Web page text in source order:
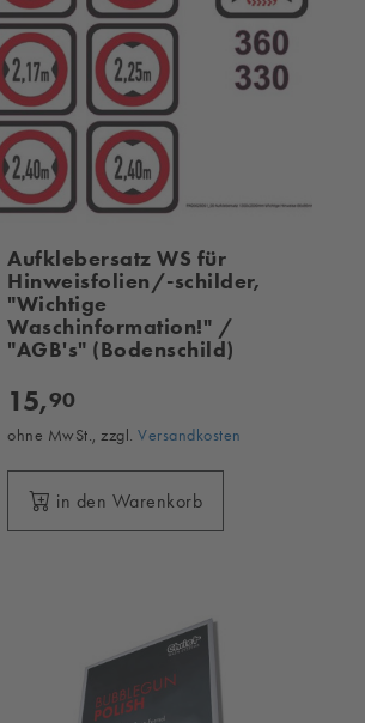
Aufklebersatz WS für
Hinweisfolien/-schilder,
"Wichtige
Waschinformation!" /
"AGB's" (Bodenschild)
15,90
ohne MwSt., zzgl.Versandkosten
in den Warenkorb